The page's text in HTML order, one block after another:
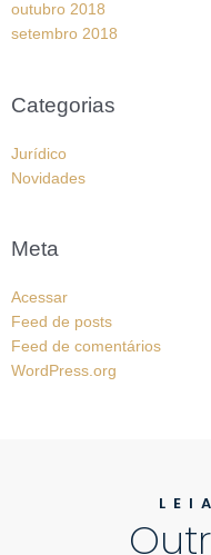
outubro 2018
setembro 2018
Categorias
Jurídico
Novidades
Meta
Acessar
Feed de posts
Feed de comentários
WordPress.org